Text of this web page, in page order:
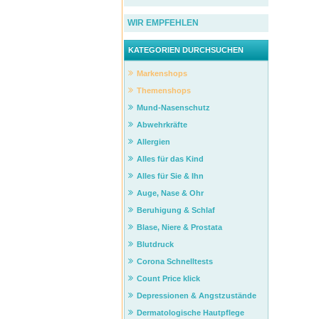
WIR EMPFEHLEN
KATEGORIEN DURCHSUCHEN
Markenshops
Themenshops
Mund-Nasenschutz
Abwehrkräfte
Allergien
Alles für das Kind
Alles für Sie & Ihn
Auge, Nase & Ohr
Beruhigung & Schlaf
Blase, Niere & Prostata
Blutdruck
Corona Schnelltests
Count Price klick
Depressionen & Angstzustände
Dermatologische Hautpflege